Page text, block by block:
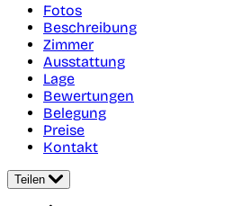
Fotos
Beschreibung
Zimmer
Ausstattung
Lage
Bewertungen
Belegung
Preise
Kontakt
Teilen